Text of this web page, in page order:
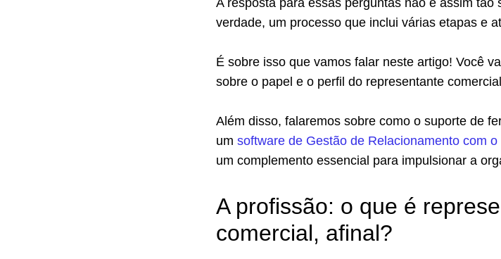
A resposta para essas perguntas não é assim tão
verdade, um processo que inclui várias etapas e
É sobre isso que vamos falar neste artigo! Você
sobre o papel e o perfil do representante
Além disso, falaremos sobre como o suporte de
um software de Gestão de Relacionamento com
um complemento essencial para impulsionar a
A profissão: o que é
comercial, afinal?